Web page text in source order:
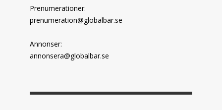
Prenumerationer:
prenumeration@globalbar.se
Annonser:
annonsera@globalbar.se